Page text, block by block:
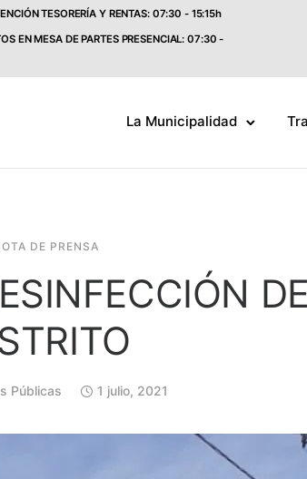
TESORERÍA Y RENTAS: 07:30 - 15:15h
EN MESA DE PARTES PRESENCIAL: 07:30 -
La Municipalidad
DE PRENSA
Públicas 1 julio, 2021